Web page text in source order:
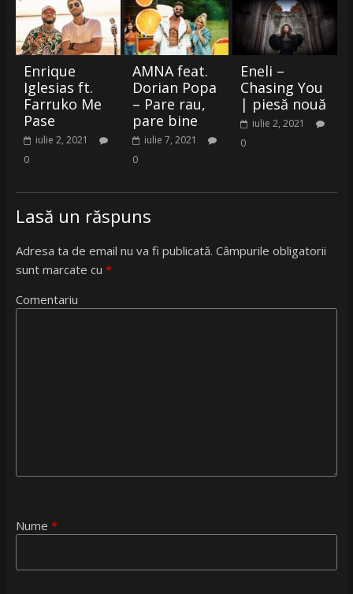
Enrique
Iglesias ft.
Farruko Me
Pase
iulie 2, 2021
0
AMNA feat.
Dorian Popa
– Pare rau,
pare bine
iulie 7, 2021
0
Eneli –
Chasing You
| piesă nouă
iulie 2, 2021
0
Lasă un răspuns
Adresa ta de email nu va fi publicată. Câmpurile obligatorii
sunt marcate cu *
Comentariu
Nume *